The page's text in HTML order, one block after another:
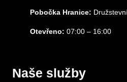
Pobočka Hranice:
Otevřeno: 07:00 – 16:00
Naše služby